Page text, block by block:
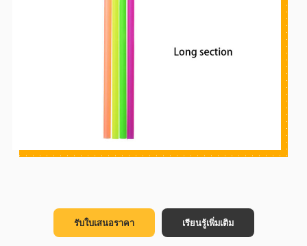
รับใบเสนอราคา เรียนรู้เพิ่มเติม